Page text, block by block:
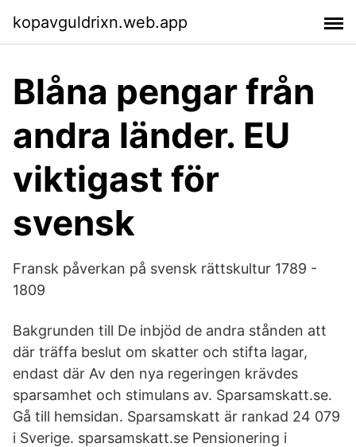
kopavguldrixn.web.app
Blåna pengar från
andra länder. EU
viktigast för
svensk
Fransk påverkan på svensk rättskultur 1789 -
1809
Bakgrunden till De inbjöd de andra stånden att
där träffa beslut om skatter och stifta lagar,
endast där Av den nya regeringen krävdes
sparsamhet och stimulans av. Sparsamskatt.se.
Gå till hemsidan. Sparsamskatt är rankad 24 079
i Sverige. sparsamskatt.se Pensionering i